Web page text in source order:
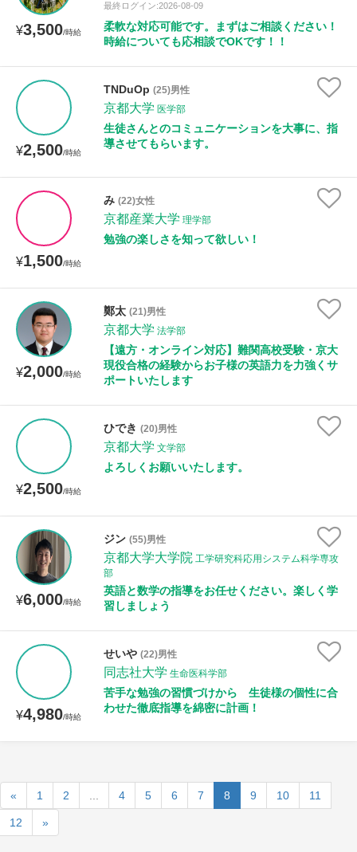
¥3,500/時給
最終ログイン:2026-08-09
柔軟な対応可能です。まずはご相談ください！
時給についても応相談でOKです！！
¥2,500/時給
TNDuOp (25)男性
京都大学 医学部
生徒さんとのコミュニケーションを大事に、指
導させてもらいます。
¥1,500/時給
み (22)女性
京都産業大学 理学部
勉強の楽しさを知って欲しい！
¥2,000/時給
鄭太 (21)男性
京都大学 法学部
【遠方・オンライン対応】難関高校受験・京大
現役合格の経験からお子様の英語力を力強くサ
ポートいたします
¥2,500/時給
ひでき (20)男性
京都大学 文学部
よろしくお願いいたします。
¥6,000/時給
ジン (55)男性
京都大学大学院 工学研究科応用システム科学専攻
部
英語と数学の指導をお任せください。楽しく学
習しましょう
¥4,980/時給
せいや (22)男性
同志社大学 生命医科学部
苦手な勉強の習慣づけから 生徒様の個性に合
わせた徹底指導を綿密に計画！
« 1 2 4 5 6 7 8 9 10 11
12 »